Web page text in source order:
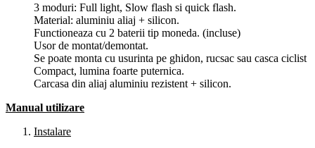
3 moduri: Full light, Slow flash si quick flash.
Material: aluminiu aliaj + silicon.
Functioneaza cu 2 baterii tip moneda. (incluse)
Usor de montat/demontat.
Se poate monta cu usurinta pe ghidon, rucsac sau casca ciclist
Compact, lumina foarte puternica.
Carcasa din aliaj aluminiu rezistent + silicon.
Manual utilizare
Instalare